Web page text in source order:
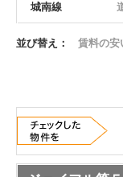
城南線
並び替え： 賃料の安